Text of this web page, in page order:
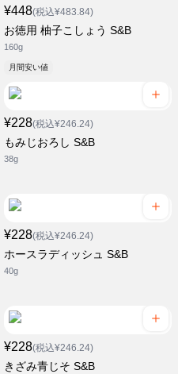
¥448(税込¥483.84)
お徳用 柚子こしょう S&B
160g
月間安い値
¥228(税込¥246.24)
もみじおろし S&B
38g
¥228(税込¥246.24)
ホースラディッシュ S&B
40g
¥228(税込¥246.24)
きざみ青じそ S&B